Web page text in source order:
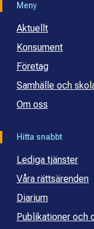
Meny
Aktuellt
Konsument
Företag
Samhälle och
Om oss
Hitta snabbt
Lediga tjänster
Våra rättsärenden
Diarium
Publikationer och